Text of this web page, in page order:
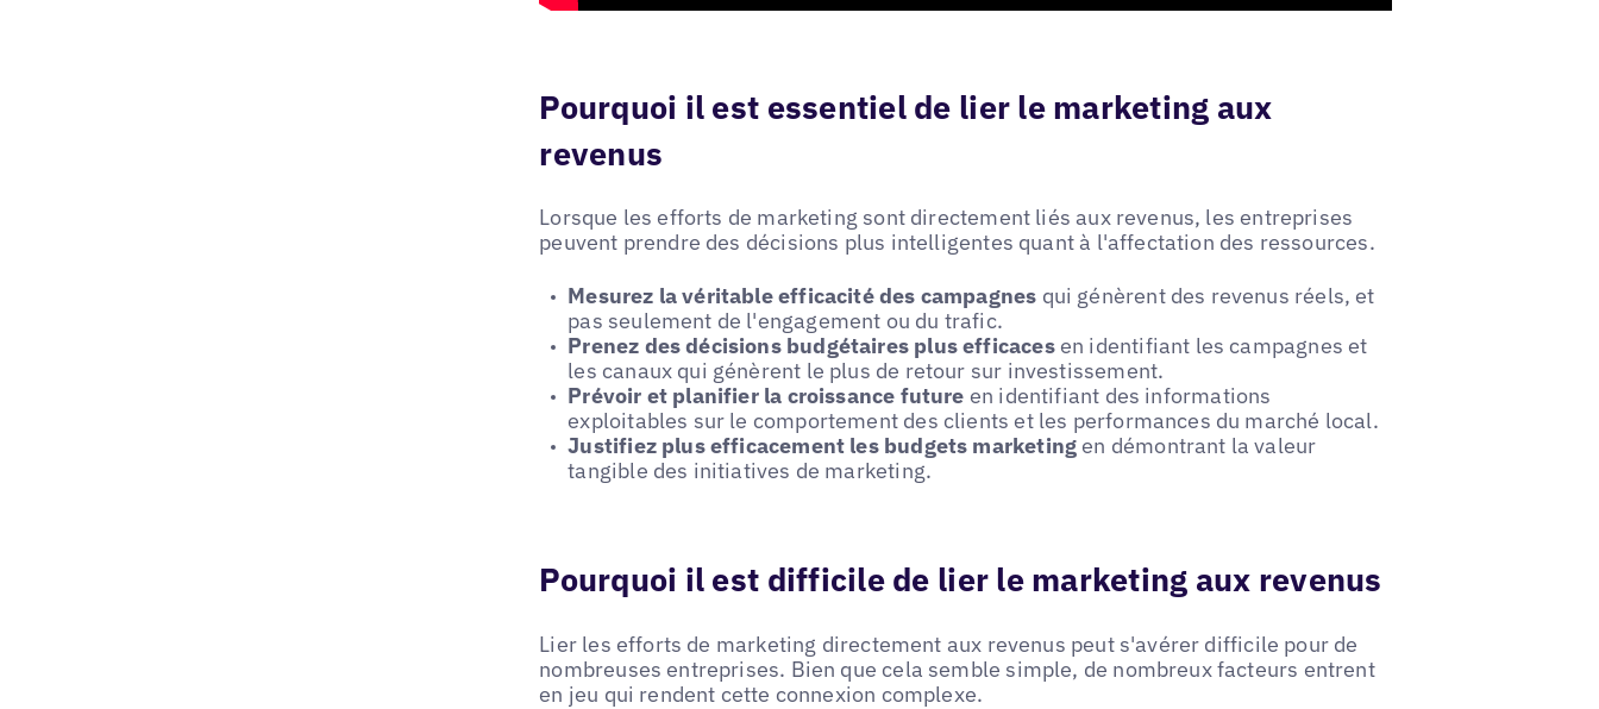
Pourquoi il est essentiel de lier le marketing aux
revenus
Lorsque les efforts de marketing sont directement liés aux revenus, les entreprises
peuvent prendre des décisions plus intelligentes quant à l'affectation des ressources.
Mesurez la véritable efficacité des campagnes qui génèrent des revenus réels, et
pas seulement de l'engagement ou du trafic.
Prenez des décisions budgétaires plus efficacesen identifiant les campagnes et
les canaux qui génèrent le plus de retour sur investissement.
Prévoir et planifier la croissance future en identifiant des informations
exploitables sur le comportement des clients et les performances du marché local.
Justifiez plus efficacement les budgets marketing en démontrant la valeur
tangible des initiatives de marketing.
Pourquoi il est difficile de lier le marketing aux revenus
Lier les efforts de marketing directement aux revenus peut s'avérer difficile pour de
nombreuses entreprises. Bien que cela semble simple, de nombreux facteurs entrent
en jeu qui rendent cette connexion complexe.